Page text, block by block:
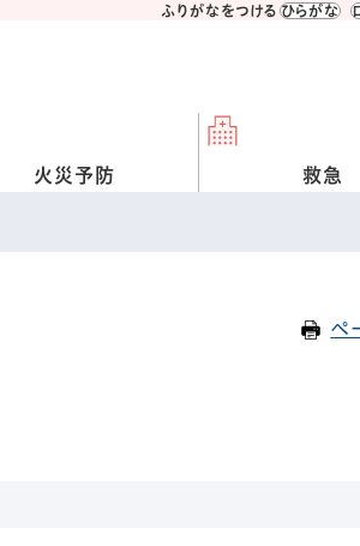
ふりがなをつける ひらがな
火災予防 救急
ペ